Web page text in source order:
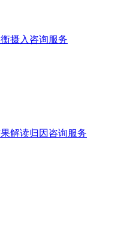
摄入咨询服务
解读归因咨询服务